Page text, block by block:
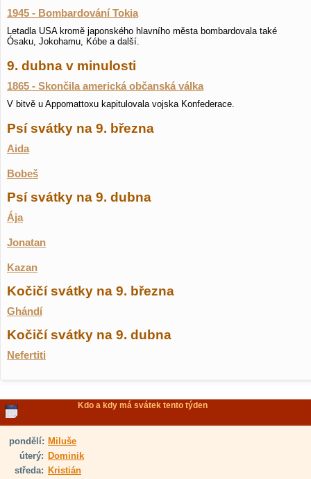
1945 - Bombardování Tokia
Letadla USA kromě japonského hlavního města bombardovala také
Ósaku, Jokohamu, Kóbe a další.
9. dubna v minulosti
1865 - Skončila americká občanská válka
V bitvě u Appomattoxu kapitulovala vojska Konfederace.
Psí svátky na 9. března
Aida
Bobeš
Psí svátky na 9. dubna
Ája
Jonatan
Kazan
Kočičí svátky na 9. března
Ghándí
Kočičí svátky na 9. dubna
Nefertiti
Kdo a kdy má svátek tento týden
pondělí: Miluše
úterý: Dominik
středa: Kristián